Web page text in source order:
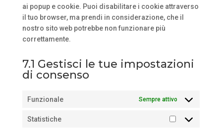
ai popup e cookie. Puoi disabilitare i cookie attraverso
il tuo browser, ma prendi in considerazione, che il
nostro sito web potrebbe non funzionare più
correttamente.
7.1 Gestisci le tue impostazioni
di consenso
Funzionale Sempre attivo
Statistiche
Statistiche